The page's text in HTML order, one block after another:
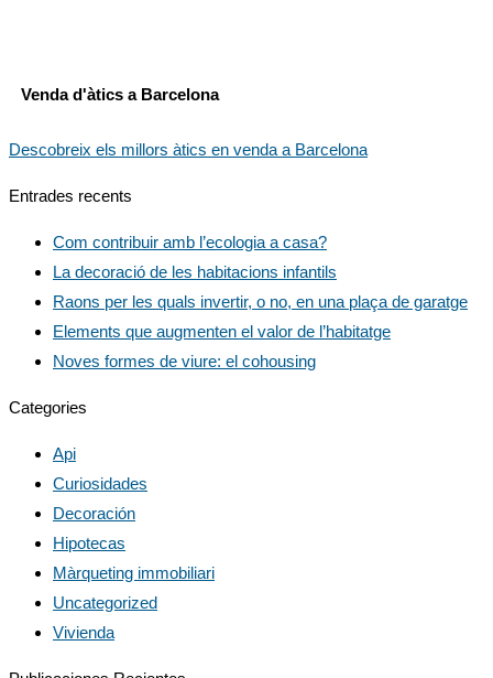
Venda d'àtics a Barcelona
Descobreix els millors àtics en venda a Barcelona
Entrades recents
Com contribuir amb l’ecologia a casa?
La decoració de les habitacions infantils
Raons per les quals invertir, o no, en una plaça de garatge
Elements que augmenten el valor de l’habitatge
Noves formes de viure: el cohousing
Categories
Api
Curiosidades
Decoración
Hipotecas
Màrqueting immobiliari
Uncategorized
Vivienda